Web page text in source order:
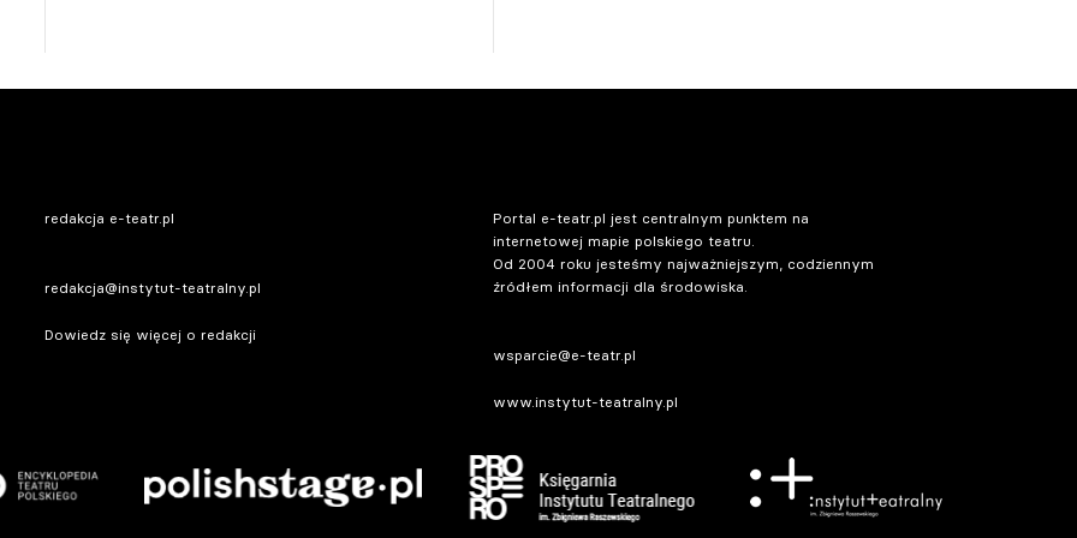
redakcja e-teatr.pl
redakcja@instytut-teatralny.pl
Dowiedz się więcej o redakcji
Portal e-teatr.pl jest centralnym punktem na
internetowej mapie polskiego teatru.
Od 2004 roku jesteśmy najważniejszym, codziennym
źródłem informacji dla środowiska.
wsparcie@e-teatr.pl
www.instytut-teatralny.pl